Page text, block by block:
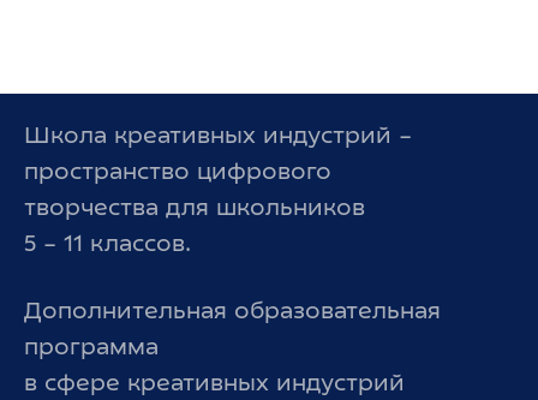
Школа креативных индустрий –
пространство цифрового
творчества для школьников
5 – 11 классов.
Дополнительная образовательная
программа
в сфере креативных индустрий